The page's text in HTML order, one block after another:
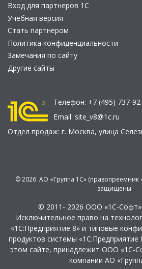
Вход для партнеров 1С
Учебная версия
Стать партнером
Политика конфиденциальности
Замечания по сайту
Другие сайты
Телефон: +7 (495) 737-
Email: site_v8@1c.ru
Отдел продаж: г. Москва, улица
© 2026 АО «Группа 1С» (правопреемник
защищены
© 2011- 2026 ООО «1С-
Исключительное право на
«1С:Предприятие 8» и типовые
продуктов системы «1С:Предприятие
этом сайте, принадлежит ООО «1С-
компании АО